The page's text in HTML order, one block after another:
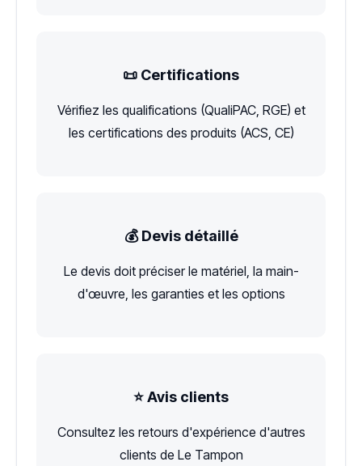
📜 Certifications
Vérifiez les qualifications (QualiPAC, RGE) et
les certifications des produits (ACS, CE)
💰 Devis détaillé
Le devis doit préciser le matériel, la main-
d'œuvre, les garanties et les options
⭐ Avis clients
Consultez les retours d'expérience d'autres
clients de Le Tampon